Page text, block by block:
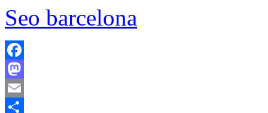
Seo barcelona
Facebook
Mastodon
Email